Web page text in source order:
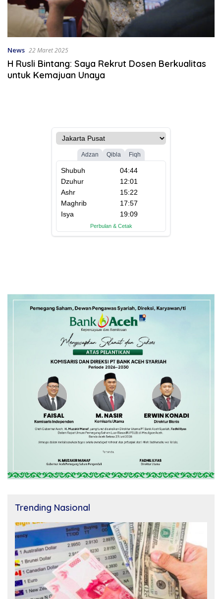
News 22 Maret 2025
H Rusli Bintang: Saya Rekrut Dosen Berkualitas
untuk Kemajuan Unaya
Trending Nasional